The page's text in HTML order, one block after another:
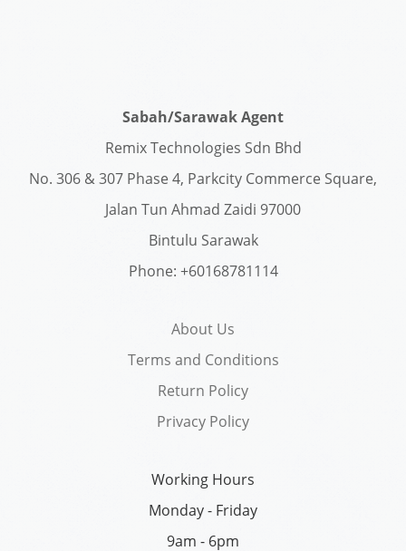
Sabah/Sarawak Agent
Remix Technologies Sdn Bhd
No. 306 & 307 Phase 4, Parkcity Commerce Square,
Jalan Tun Ahmad Zaidi 97000
Bintulu Sarawak
Phone: +60168781114
About Us
Terms and Conditions
Return Policy
Privacy Policy
Working Hours
Monday - Friday
9am - 6pm